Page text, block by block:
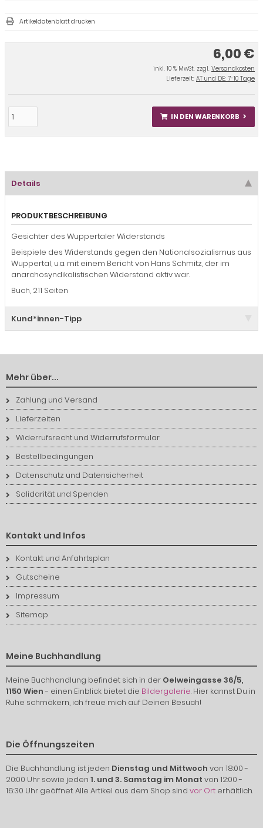
6,00 €
inkl. 10 % MwSt. zzgl. Versandkosten
Lieferzeit: AT und DE: 7-10 Tage
IN DEN WARENKORB
Artikeldatenblatt drucken
Details
PRODUKTBESCHREIBUNG
Gesichter des Wuppertaler Widerstands
Beispiele des Widerstands gegen den Nationalsozialismus aus
Wuppertal, u.a. mit einem Bericht von Hans Schmitz, der im
anarchosyndikalistischen Widerstand aktiv war.
Buch, 211 Seiten
Kund*innen-Tipp
Mehr über...
Zahlung und Versand
Lieferzeiten
Widerrufsrecht und Widerrufsformular
Bestellbedingungen
Datenschutz und Datensicherheit
Solidarität und Spenden
Kontakt und Infos
Kontakt und Anfahrtsplan
Gutscheine
Impressum
Sitemap
Meine Buchhandlung
Meine Buchhandlung befindet sich in der Oelweingasse 36/5,
1150 Wien- einen Einblick bietet die Bildergalerie. Hier kannst Du in
Ruhe schmökern, ich freue mich auf Deinen Besuch!
Die Öffnungszeiten
Die Buchhandlung ist jeden Dienstag und Mittwoch von 18:00 -
20:00 Uhr sowie jeden 1. und 3. Samstag im Monat von 12:00 -
16:30 Uhr geöffnet. Alle Artikel aus dem Shop sind vor Ort erhältlich.